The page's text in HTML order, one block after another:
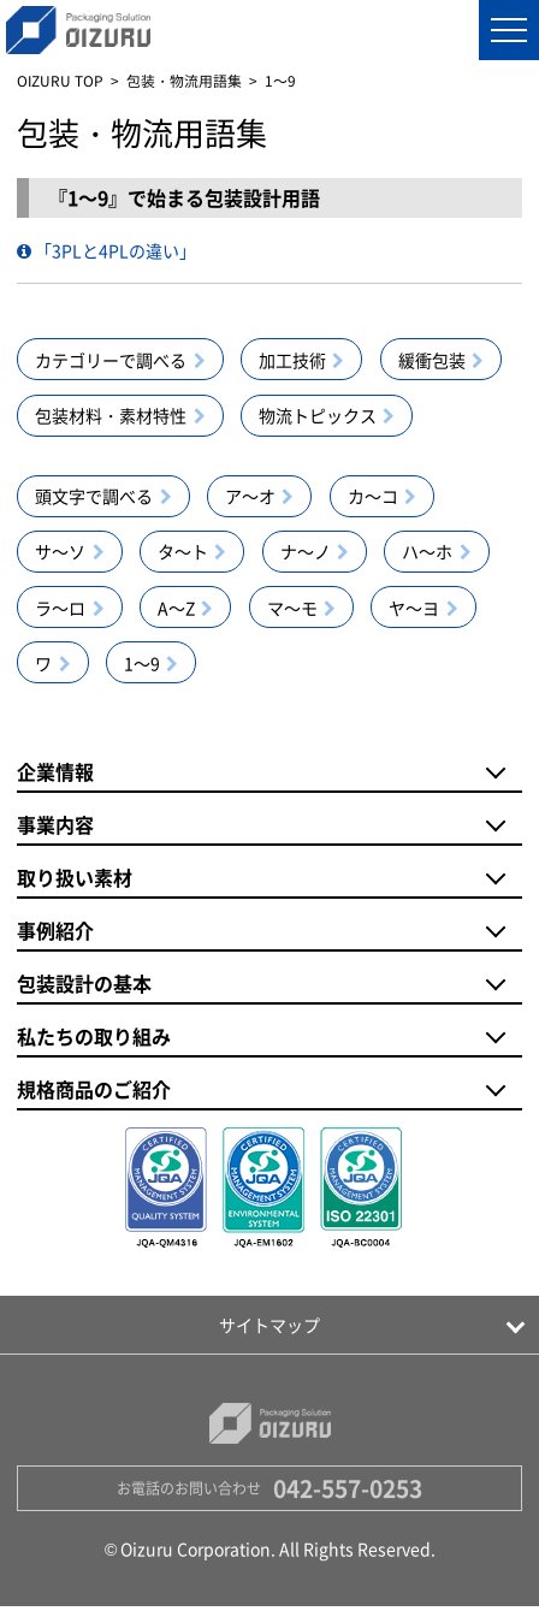
OIZURU TOP 包装・物流用語集 1～9
包装・物流用語集
『1～9』で始まる包装設計用語
「3PLと4PLの違い」
カテゴリーで調べる 加工技術 緩衝包装
包装材料・素材特性 物流トピックス
頭文字で調べる ア～オ カ～コ
サ～ソ タ～ト ナ～ノ ハ～ホ
ラ～ロ A～Z マ～モ ヤ～ヨ
ワ 1～9
企業情報
事業内容
取り扱い素材
事例紹介
包装設計の基本
私たちの取り組み
規格商品のご紹介
サイトマップ
お電話のお問い合わせ 042-557-0253
© Oizuru Corporation. All Rights Reserved.